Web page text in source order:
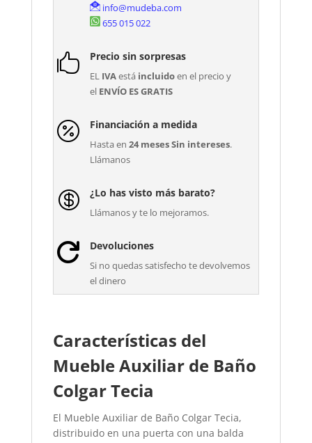
info@mudeba.com
655 015 022
 Precio sin sorpresas
EL IVAestá incluidoen el precio y
el ENVÍO ES GRATIS
 Financiación a medida
Hasta en 24 meses Sin intereses.
Llámanos
 ¿Lo has visto más barato?
Llámanos y te lo mejoramos.
 Devoluciones
Si no quedas satisfecho te devolvemos
el dinero
Características del
Mueble Auxiliar de Baño
Colgar Tecia
El Mueble Auxiliar de Baño Colgar Tecia,
distribuido en una puerta con una balda